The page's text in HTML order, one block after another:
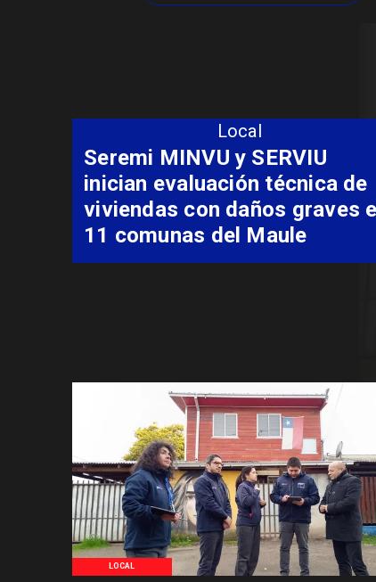
LOCAL
Local
Fondo Orasmi entrega apoyo a
familia de Romeral para
costear alimentación
especializada de niño con
Síndrome de Intestino Corto